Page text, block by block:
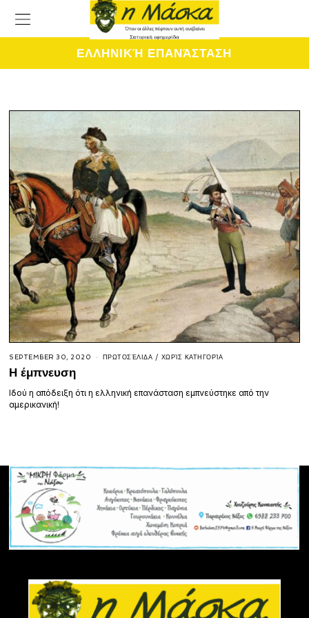
ΕΛΛΗΝΙΚΉ ΕΠΑΝΆΣΤΑΣΗ
SEPTEMBER 30, 2020 ΠΡΩΤΟΣΈΛΙΔΑ / ΧΩΡΊΣ ΚΑΤΗΓΟΡΊΑ
Η έμπνευση
Ιδού η απόδειξη ότι η ελληνική επανάσταση εμπνεύστηκε από την
αμερικανική!